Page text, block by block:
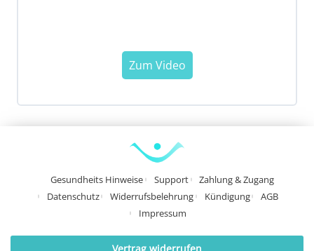
Gesundheits Hinweise Support
Zahlung & Zugang
Datenschutz
Widerrufsbelehrung Kündigung
AGB
Impressum